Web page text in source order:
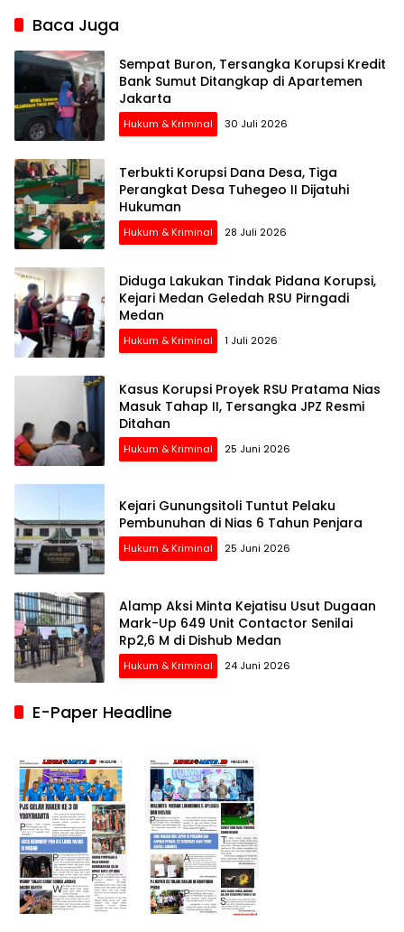
Baca Juga
Sempat Buron, Tersangka Korupsi Kredit
Bank Sumut Ditangkap di Apartemen
Jakarta
Hukum & Kriminal 30 Juli 2026
Terbukti Korupsi Dana Desa, Tiga
Perangkat Desa Tuhegeo II Dijatuhi
Hukuman
Hukum & Kriminal 28 Juli 2026
Diduga Lakukan Tindak Pidana Korupsi,
Kejari Medan Geledah RSU Pirngadi
Medan
Hukum & Kriminal 1 Juli 2026
Kasus Korupsi Proyek RSU Pratama Nias
Masuk Tahap II, Tersangka JPZ Resmi
Ditahan
Hukum & Kriminal 25 Juni 2026
Kejari Gunungsitoli Tuntut Pelaku
Pembunuhan di Nias 6 Tahun Penjara
Hukum & Kriminal 25 Juni 2026
Alamp Aksi Minta Kejatisu Usut Dugaan
Mark-Up 649 Unit Contactor Senilai
Rp2,6 M di Dishub Medan
Hukum & Kriminal 24 Juni 2026
E-Paper Headline